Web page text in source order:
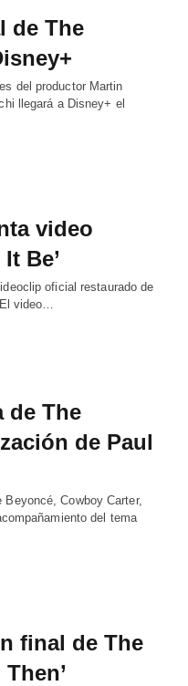
de The
del productor Martin
llegará a Disney+ el
video
Be’
oficial restaurado de
video…
de The
de Paul
Cowboy Carter,
del tema
final de The